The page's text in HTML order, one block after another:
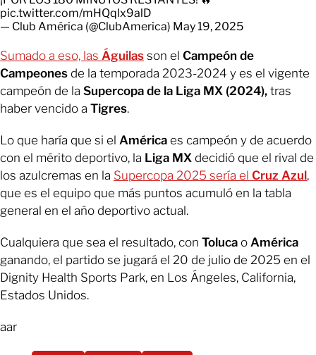
pic.twitter.com/mHQqlx9alD
— Club América (@ClubAmerica) May 19, 2025
Sumado a eso, las Águilas son el Campeón de
Campeones de la temporada 2023-2024 y es el vigente
campeón de la Supercopa de la Liga MX (2024), tras
haber vencido a Tigres.
Lo que haría que si el América es campeón y de acuerdo
con el mérito deportivo, la Liga MX decidió que el rival de
los azulcremas en la Supercopa 2025 sería el Cruz Azul,
que es el equipo que más puntos acumuló en la tabla
general en el año deportivo actual.
Cualquiera que sea el resultado, con Toluca o América
ganando, el partido se jugará el 20 de julio de 2025 en el
Dignity Health Sports Park, en Los Ángeles, California,
Estados Unidos.
aar